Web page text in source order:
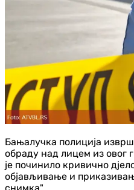
Бањалучка полиција
обраду над лицем из овог
је починило кривично
објављивање и
снимка".